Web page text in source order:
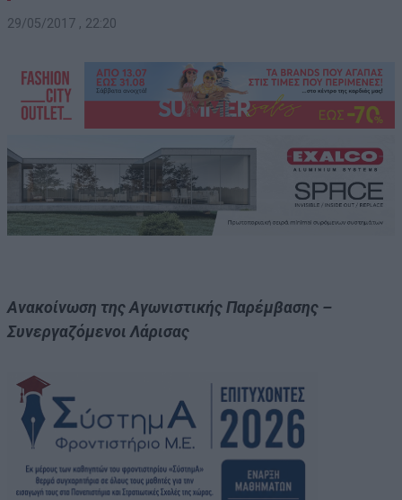
29/05/2017 , 22:20
Ανακοίνωση της Αγωνιστικής Παρέμβασης –
Συνεργαζόμενοι Λάρισας